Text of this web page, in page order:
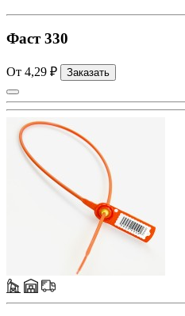
Фаст 330
От 4,29 ₽ Заказать